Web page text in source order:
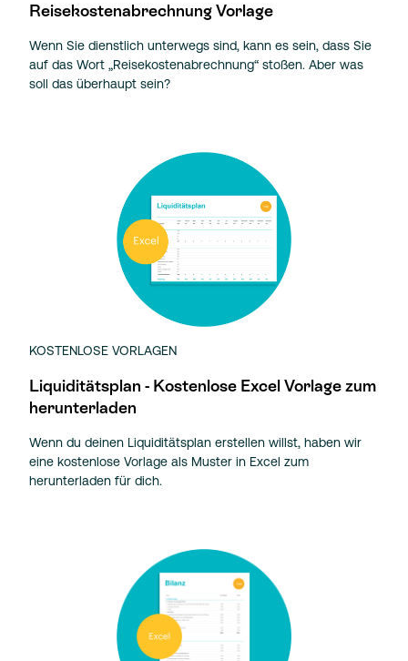
Reisekostenabrechnung Vorlage
Wenn Sie dienstlich unterwegs sind, kann es sein, dass Sie
auf das Wort „Reisekostenabrechnung“ stoßen. Aber was
soll das überhaupt sein?
KOSTENLOSE VORLAGEN
Liquiditätsplan - Kostenlose Excel Vorlage zum
herunterladen
Wenn du deinen Liquiditätsplan erstellen willst, haben wir
eine kostenlose Vorlage als Muster in Excel zum
herunterladen für dich.